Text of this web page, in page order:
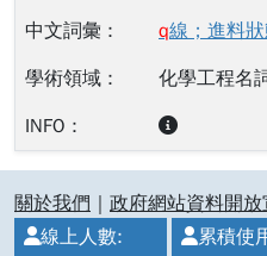
q線；進料
化學工程名
:::關於我們 政府網站資料開放
線上人數:
累積使